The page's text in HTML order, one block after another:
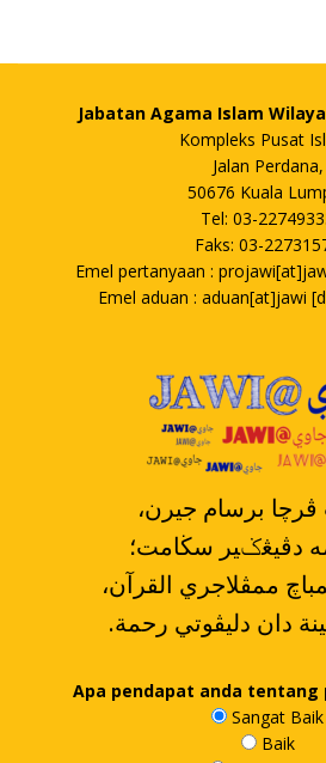
Jabatan Agama Islam
Kompleks Pusat
Jalan Perdana,
50676 Kuala
Tel: 03-
Faks: 03-
Emel pertanyaan :
Emel aduan : aduan[at]jawi
ڤرچا برسام جيرن
دڤيڠݢير سڬامت؛
ممڤلاجري القرآن
دان دليڤوتي رحمة
Apa pendapat anda tentang
Sangat Baik
Baik